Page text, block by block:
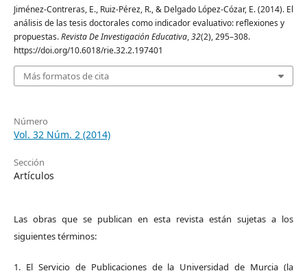
Jiménez-Contreras, E., Ruiz-Pérez, R., & Delgado López-Cózar, E. (2014). El
análisis de las tesis doctorales como indicador evaluativo: reflexiones y
propuestas.Revista De Investigación Educativa,32(2), 295–308.
https://doi.org/10.6018/rie.32.2.197401
Más formatos de cita
Número
Vol. 32 Núm. 2 (2014)
Sección
Artículos
Las obras que se publican en esta revista están sujetas a los
siguientes términos:
1. El Servicio de Publicaciones de la Universidad de Murcia (la